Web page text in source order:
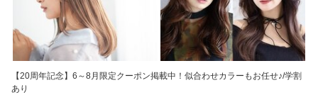
【20周年記念】6～8月限定クーポン掲載中！似合わせカラーもお任せ♪/学割
あり